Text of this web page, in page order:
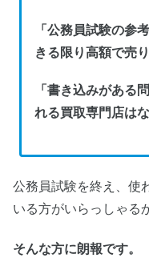
「公務員試験の参
きる限り高額で売り
「書き込みがある
れる買取専門店は
公務員試験を終え、使
いる方がいらっしゃる
そんな方に朗報です。